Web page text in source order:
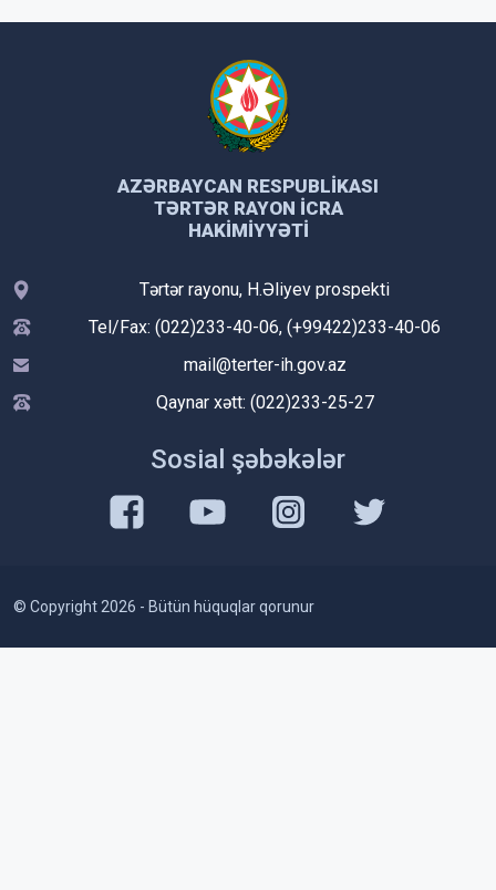
AZƏRBAYCAN RESPUBLIKASI
TƏRTƏR RAYON İCRA
HAKIMIYYƏTI
Tərtər rayonu, H.Əliyev prospekti
Tel/Fax: (022)233-40-06, (+99422)233-40-06
mail@terter-ih.gov.az
Qaynar xətt: (022)233-25-27
Sosial şəbəkələr
© Copyright 2026 - Bütün hüquqlar qorunur